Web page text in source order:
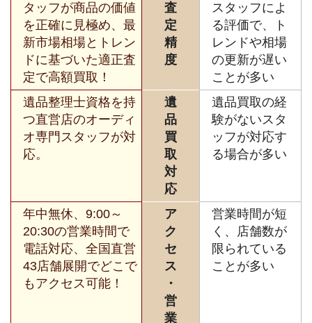
タッフが商品の価値
を正確に見極め、最
新市場相場とトレン
ドに基づいた適正査
定で高額買取！
査
定
精
度
スタッフによ
る評価で、ト
レンドや相場
の更新が遅い
ことが多い
遺品整理士資格を持
つ直営店のオーディ
オ専門スタッフが対
応。
遺
品
買
取
対
応
遺品買取の経
験がないスタ
ッフが対応す
る場合が多い
年中無休、9:00～
20:30の営業時間で
電話対応、全国直営
43店舗展開でどこで
もアクセス可能！
ア
ク
セ
ス
・
営
業
営業時間が短
く、店舗数が
限られている
ことが多い